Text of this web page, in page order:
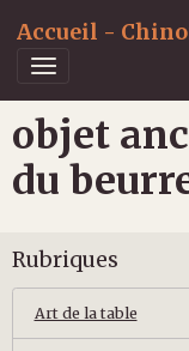
Accueil -
objet
du
Rubriques
Art de la table